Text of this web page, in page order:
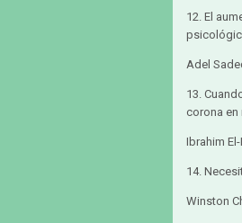
12. El
Adel
13.
corona en
Ibrahim
14.
Winston